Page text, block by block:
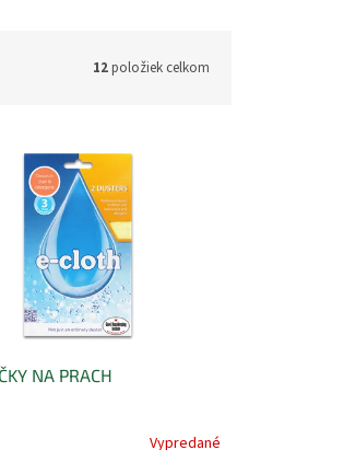
12položiek celkom
NA PRACH
Vypredané